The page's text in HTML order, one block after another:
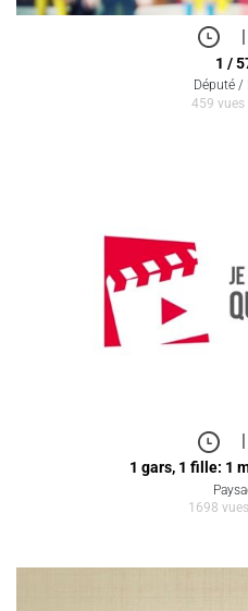
|
1 /
Député /
459 vues
1 gars, 1 fille: 1
1698 vues